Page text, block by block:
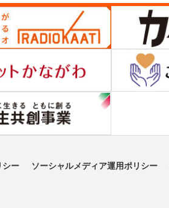
シー ソーシャルメディア運用ポリシー